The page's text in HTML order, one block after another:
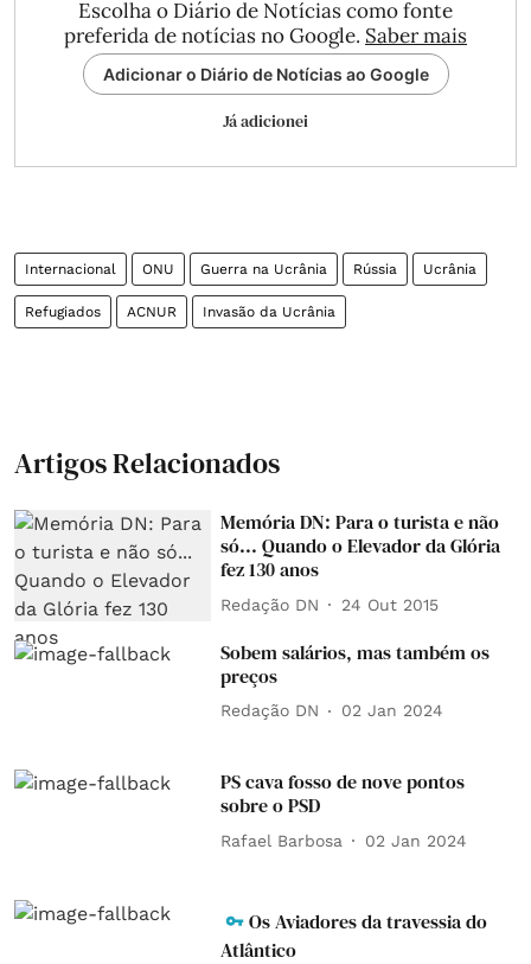
Escolha o Diário de Notícias como fonte
preferida de notícias no Google. Saber mais
Adicionar o Diário de Notícias ao Google
Já adicionei
Internacional ONU Guerra na Ucrânia Rússia Ucrânia
Refugiados ACNUR Invasão da Ucrânia
Artigos Relacionados
Memória DN: Para o turista e não
só... Quando o Elevador da Glória
fez 130 anos
Redação DN 24 Out 2015
Sobem salários, mas também os
preços
Redação DN 02 Jan 2024
PS cava fosso de nove pontos
sobre o PSD
Rafael Barbosa 02 Jan 2024
Os Aviadores da travessia do
Atlântico